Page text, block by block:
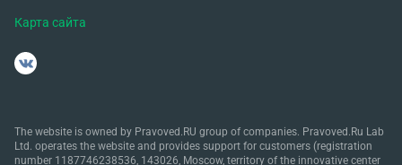
Карта сайта
The website is owned by Pravoved.RU group of companies. Pravoved.Ru Lab
Ltd. operates the website and provides support for customers (registration
number 1187746238536, 143026, Moscow, territory of the innovative center